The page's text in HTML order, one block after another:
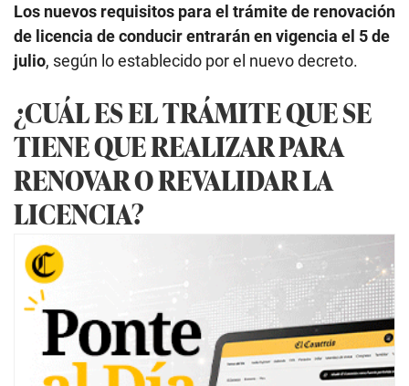
Los nuevos requisitos para el trámite de renovación
de licencia de conducir entrarán en vigencia el 5 de
julio, según lo establecido por el nuevo decreto.
¿CUÁL ES EL TRÁMITE QUE SE
TIENE QUE REALIZAR PARA
RENOVAR O REVALIDAR LA
LICENCIA?